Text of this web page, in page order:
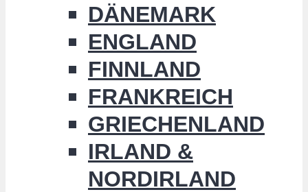
DÄNEMARK
ENGLAND
FINNLAND
FRANKREICH
GRIECHENLAND
IRLAND &
NORDIRLAND